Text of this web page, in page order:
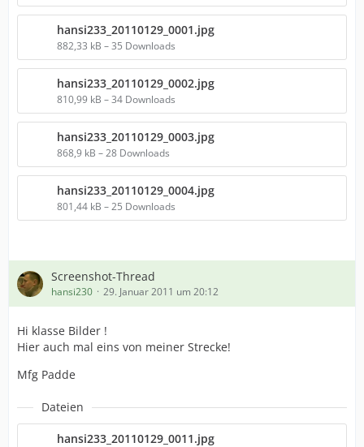
hansi233_20110129_0001.jpg
882,33 kB – 35 Downloads
hansi233_20110129_0002.jpg
810,99 kB – 34 Downloads
hansi233_20110129_0003.jpg
868,9 kB – 28 Downloads
hansi233_20110129_0004.jpg
801,44 kB – 25 Downloads
Screenshot-Thread
hansi230 29. Januar 2011 um 20:12
Hi klasse Bilder !
Hier auch mal eins von meiner Strecke!
Mfg Padde
Dateien
hansi233_20110129_0011.jpg